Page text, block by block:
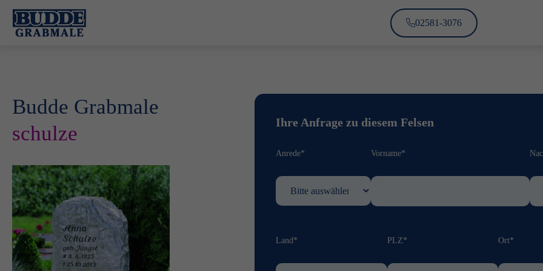
02581-3076
Budde Grabmale
schulze
Ihre Anfrage zu diesem Felsen
Anrede* Vorname*
Land* PLZ* Ort*